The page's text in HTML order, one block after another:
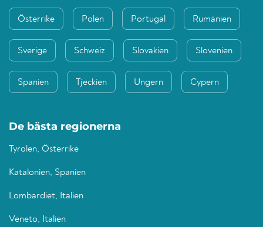
Österrike Polen Portugal Rumänien
Sverige Schweiz Slovakien Slovenien
Spanien Tjeckien Ungern Cypern
De bästa regionerna
Tyrolen, Österrike
Katalonien, Spanien
Lombardiet, Italien
Veneto, Italien